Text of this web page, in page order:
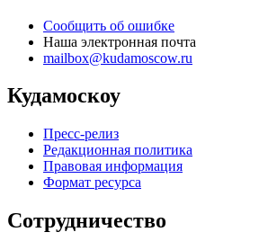
Сообщить об ошибке
Наша электронная почта
mailbox@kudamoscow.ru
Кудамоскоу
Пресс-релиз
Редакционная политика
Правовая информация
Формат ресурса
Сотрудничество